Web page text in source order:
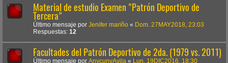
Material de estudio Examen "Patrón Deportivo de
Tercera"
Último mensaje por Jenifer mariño « Dom. 27MAY2018, 23:03
Respuestas: 12
Facultades del Patrón Deportivo de 2da. (1979 vs. 2011)
Último mensaje por AnycunyAvila «
Lun. 19DIC2016, 18:30